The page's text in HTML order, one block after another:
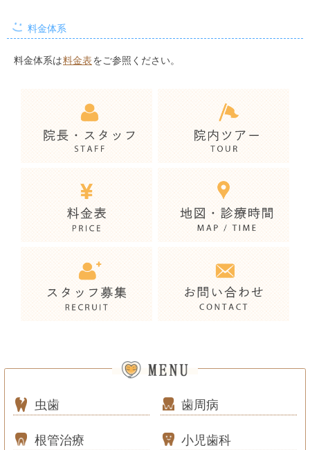
料金体系
料金体系は料金表をご参照ください。
虫歯 歯周病
根管治療 小児歯科